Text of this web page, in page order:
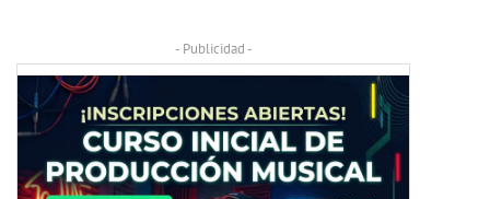
- Publicidad -